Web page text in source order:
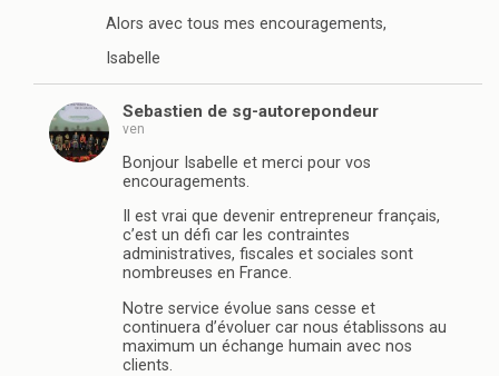
Alors avec tous mes encouragements,
Isabelle
Sebastien de sg-autorepondeur
ven
Bonjour Isabelle et merci pour vos
encouragements.
Il est vrai que devenir entrepreneur français,
c’est un défi car les contraintes
administratives, fiscales et sociales sont
nombreuses en France.
Notre service évolue sans cesse et
continuera d’évoluer car nous établissons au
maximum un échange humain avec nos
clients.